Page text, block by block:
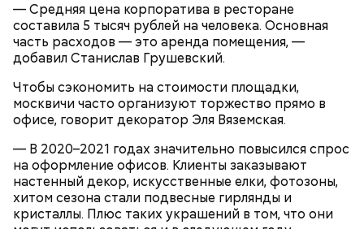
— Средняя цена корпоратива в ресторане
составила 5 тысяч рублей на человека. Основная
часть расходов — это аренда помещения, —
добавил Станислав Грушевский.
Чтобы сэкономить на стоимости площадки,
москвичи часто организуют торжество прямо в
офисе, говорит декоратор Эля Вяземская.
— В 2020–2021 годах значительно повысился спрос
на оформление офисов. Клиенты заказывают
настенный декор, искусственные елки, фотозоны,
хитом сезона стали подвесные гирлянды и
кристаллы. Плюс таких украшений в том, что они
— Может пробить заряд на человека. Нужно вести
себя очень осторожно, будто увидели дикого
зверя, затаиться, — добавил академик.
Одним из запоминающихся событий того периода
для Макеева стал футбольный матч между
киевским «Динамо» и мадридским «Атлетико»,
который состоялся 3 мая в Киеве. Полк Макеева жил
в палатках в лесу около Варовичей, в 12 километрах
от Припяти. А солдатам очень хотелось увидеть
трансляцию матча. Макеев поехал к секретарю
партийной организации колхоза и попросил
одолжить телевизор.
О, всесвятый Николае, угодниче преизрядный
Господень, теплый наш заступниче, и везде в